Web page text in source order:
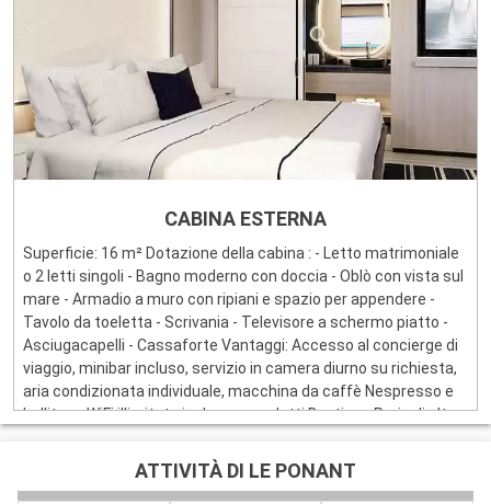
CABINA ESTERNA
Superficie: 16 m² Dotazione della cabina : - Letto matrimoniale
o 2 letti singoli - Bagno moderno con doccia - Oblò con vista sul
mare - Armadio a muro con ripiani e spazio per appendere -
Tavolo da toeletta - Scrivania - Televisore a schermo piatto -
Asciugacapelli - Cassaforte Vantaggi: Accesso al concierge di
viaggio, minibar incluso, servizio in camera diurno su richiesta,
aria condizionata individuale, macchina da caffè Nespresso e
bollitore, WiFi illimitato incluso e prodotti Dyptique Paris di alta
ATTIVITÀ DI LE PONANT